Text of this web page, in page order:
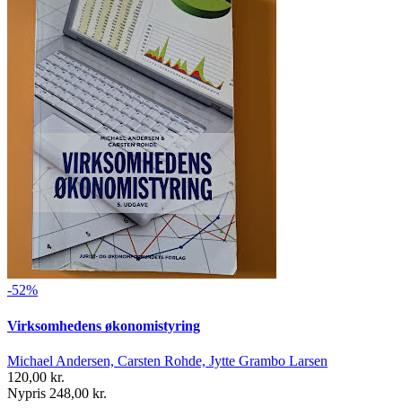
-52%
Virksomhedens økonomistyring
Michael Andersen, Carsten Rohde, Jytte Grambo Larsen
120,00 kr.
Nypris 248,00 kr.